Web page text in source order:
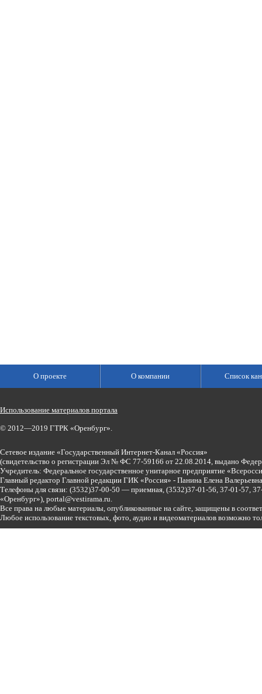
О проекте О компании Список
Использование материалов портала
© 2012—2019 ГТРК «Оренбург».
Сетевое издание «Государственный Интернет-Канал «Россия»
(свидетельство о регистрации Эл № ФС 77-59166 от 22.08.2014, выдано
Учредитель: Федеральное государственное унитарное предприятие
Главный редактор Главной редакции ГИК «Россия» - Панина Елена
Телефоны для связи: (3532)37-00-50 — приемная, (3532)37-01-56, 37-01-57,
«Оренбург»), portal@vestirama.ru.
Все права на любые материалы, опубликованные на сайте, защищены в
Любое использование текстовых, фото, аудио и видеоматериалов возможно